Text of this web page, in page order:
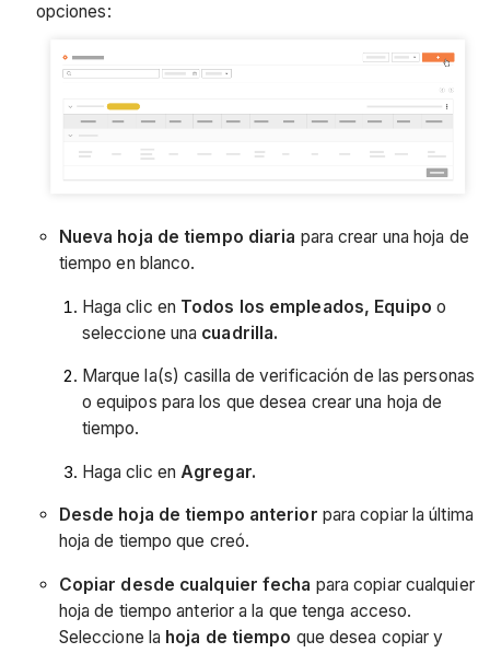
opciones:
Nueva hoja de tiempo diaria para crear una hoja de
tiempo en blanco.
Haga clic en Todos los empleados, Equipo o
seleccione una cuadrilla.
Marque la(s) casilla de verificación de las personas
o equipos para los que desea crear una hoja de
tiempo.
Haga clic enAgregar.
Desde hoja de tiempo anterior para copiar la última
hoja de tiempo que creó.
Copiar desde cualquier fecha para copiar cualquier
hoja de tiempo anterior a la que tenga acceso.
Seleccione la hoja de tiempo que desea copiar y